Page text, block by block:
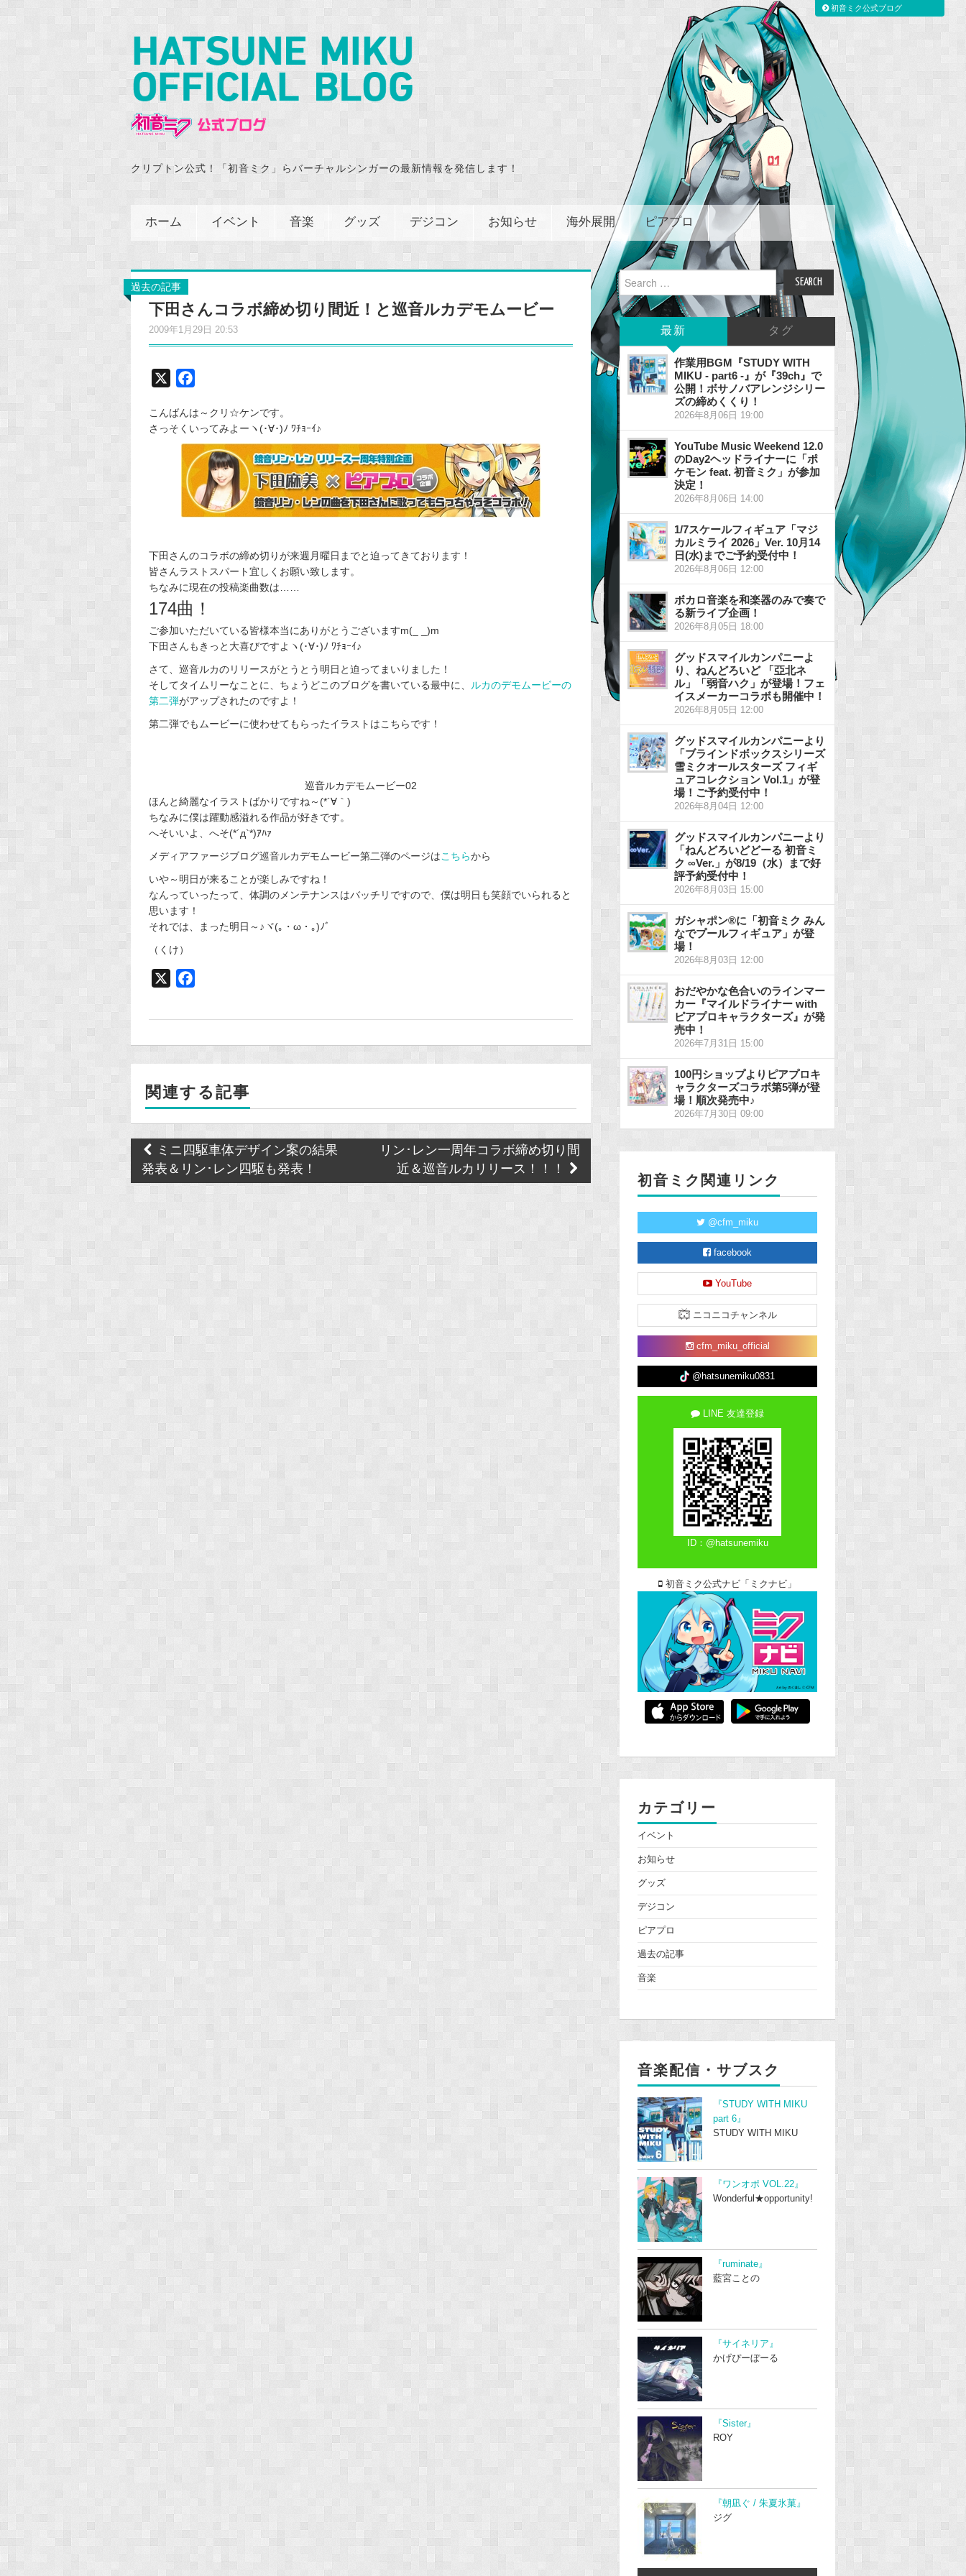
クリプトン公式！「初音ミク」らバーチャルシンガーの最新情報を発信します！
ホーム イベント 音楽 グッズ デジコン お知らせ 海外展開 ピアプロ
過去の記事
下田さんコラボ締め切り間近！と巡音ルカデモムービー
2009年1月29日 20:53
c
e
b
o
k
こんばんは～クリ☆ケンです。
さっそくいってみよーヽ(･∀･)ﾉ ﾜﾁｮｰｲ♪
下田さんのコラボの締め切りが来週月曜日までと迫ってきております！
皆さんラストスパート宜しくお願い致します。
ちなみに現在の投稿楽曲数は……
174曲！
ご参加いただいている皆様本当にありがとうございますm(_ _)m
下田さんもきっと大喜びですよヽ(･∀･)ﾉ ﾜﾁｮｰｲ♪
さて、巡音ルカのリリースがとうとう明日と迫ってまいりました！
そしてタイムリーなことに、ちょうどこのブログを書いている最中に、
ルカのデモムービーの
第二弾がアップされたのですよ！
第二弾でもムービーに使わせてもらったイラストはこちらです！
巡音ルカデモムービー02
ほんと綺麗なイラストばかりですね～(*´∀｀)
ちなみに僕は躍動感溢れる作品が好きです。
へそいいよ、へそ(*´д`*)ｱﾊｧ
メディアファージブログ巡音ルカデモムービー第二弾のページはこちらから
いや～明日が来ることが楽しみですね！
なんっていったって、体調のメンテナンスはバッチリですので、僕は明日も笑顔でいられると
思います！
それでは、まった明日～♪ヾ(｡・ω・｡)ﾉﾞ
（くけ）
o
k
関連する記事
Post
navigation
ミニ四駆車体デザイン案の結果
発表＆リン･レン四駆も発表！
リン･レン一周年コラボ締め切り間
近＆巡音ルカリリース！！！
Search
for:
最新 タグ
作業用BGM『STUDY WITH
MIKU - part6 -』が『39ch』で
公開！ボサノバアレンジシリー
ズの締めくくり！
2026年8月06日 19:00
YouTube Music Weekend 12.0
のDay2ヘッドライナーに「ポ
ケモン feat. 初音ミク」が参加
決定！
2026年8月06日 14:00
1/7スケールフィギュア「マジ
カルミライ 2026」Ver. 10月14
日(水)までご予約受付中！
2026年8月06日 12:00
ボカロ音楽を和楽器のみで奏で
る新ライブ企画！
2026年8月05日 18:00
グッドスマイルカンパニーよ
り、ねんどろいど 「亞北ネ
ル」「弱音ハク」が登場！フェ
イスメーカーコラボも開催中！
2026年8月05日 12:00
グッドスマイルカンパニーより
「ブラインドボックスシリーズ
雪ミクオールスターズ フィギ
ュアコレクション Vol.1」が登
場！ご予約受付中！
2026年8月04日 12:00
グッドスマイルカンパニーより
「ねんどろいどどーる 初音ミ
ク ∞Ver.」が8/19（水）まで好
評予約受付中！
2026年8月03日 15:00
ガシャポン®に「初音ミク みん
なでプールフィギュア」が登
場！
2026年8月03日 12:00
おだやかな色合いのラインマー
カー『マイルドライナー with
ピアプロキャラクターズ』が発
売中！
2026年7月31日 15:00
100円ショップよりピアプロキ
ャラクターズコラボ第5弾が登
場！順次発売中♪
2026年7月30日 09:00
初音ミク関連リンク
@cfm_miku
facebook
YouTube
ニコニコチャンネル
cfm_miku_official
@hatsunemiku0831
LINE 友達登録
ID：@hatsunemiku
初音ミク公式ナビ「ミクナビ」
カテゴリー
イベント
お知らせ
グッズ
デジコン
ピアプロ
過去の記事
音楽
音楽配信・サブスク
『STUDY WITH MIKU
part 6』
STUDY WITH MIKU
『ワンオポ VOL.22』
Wonderful★opportunity!
『ruminate』
藍宮ことの
『サイネリア』
かげぴーぼーる
『Sister』
ROY
『朝凪ぐ / 朱夏氷菓』
ジグ
初音ミク公式ブログ